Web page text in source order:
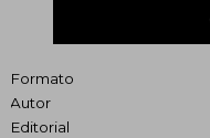
Formato
Autor
Editorial